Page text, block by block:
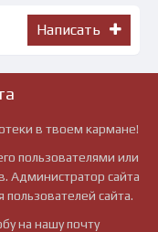
Написать
в твоем кармане!
пользователями или
Администратор сайта
пользователей сайта.
на нашу почту